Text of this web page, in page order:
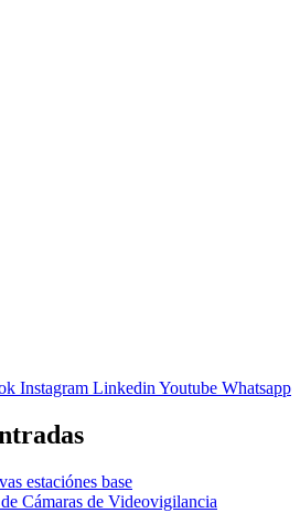
Instagram Linkedin Youtube Whatsapp
estaciónes base
Cámaras de Videovigilancia